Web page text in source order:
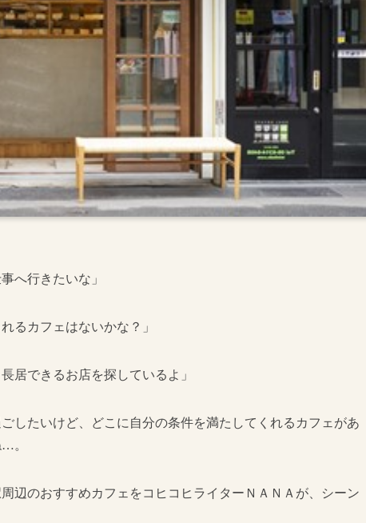
へ行きたいな」
るカフェはないかな？」
居できるお店を探しているよ」
したいけど、どこに自分の条件を満たしてくれるカフェがあ
。
辺のおすすめカフェをコヒコヒライターＮＡＮＡが、シーン